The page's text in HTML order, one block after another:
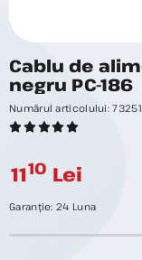
Cablu de
negru PC-186
Numărul articolului:
1110 Lei
Garanție: 24 Luna